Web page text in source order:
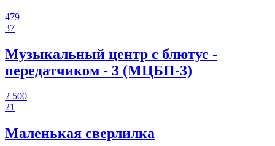
479
37
Музыкальный центр с блютус -
передатчиком - 3 (МЦБП-3)
2 500
21
Маленькая сверлилка